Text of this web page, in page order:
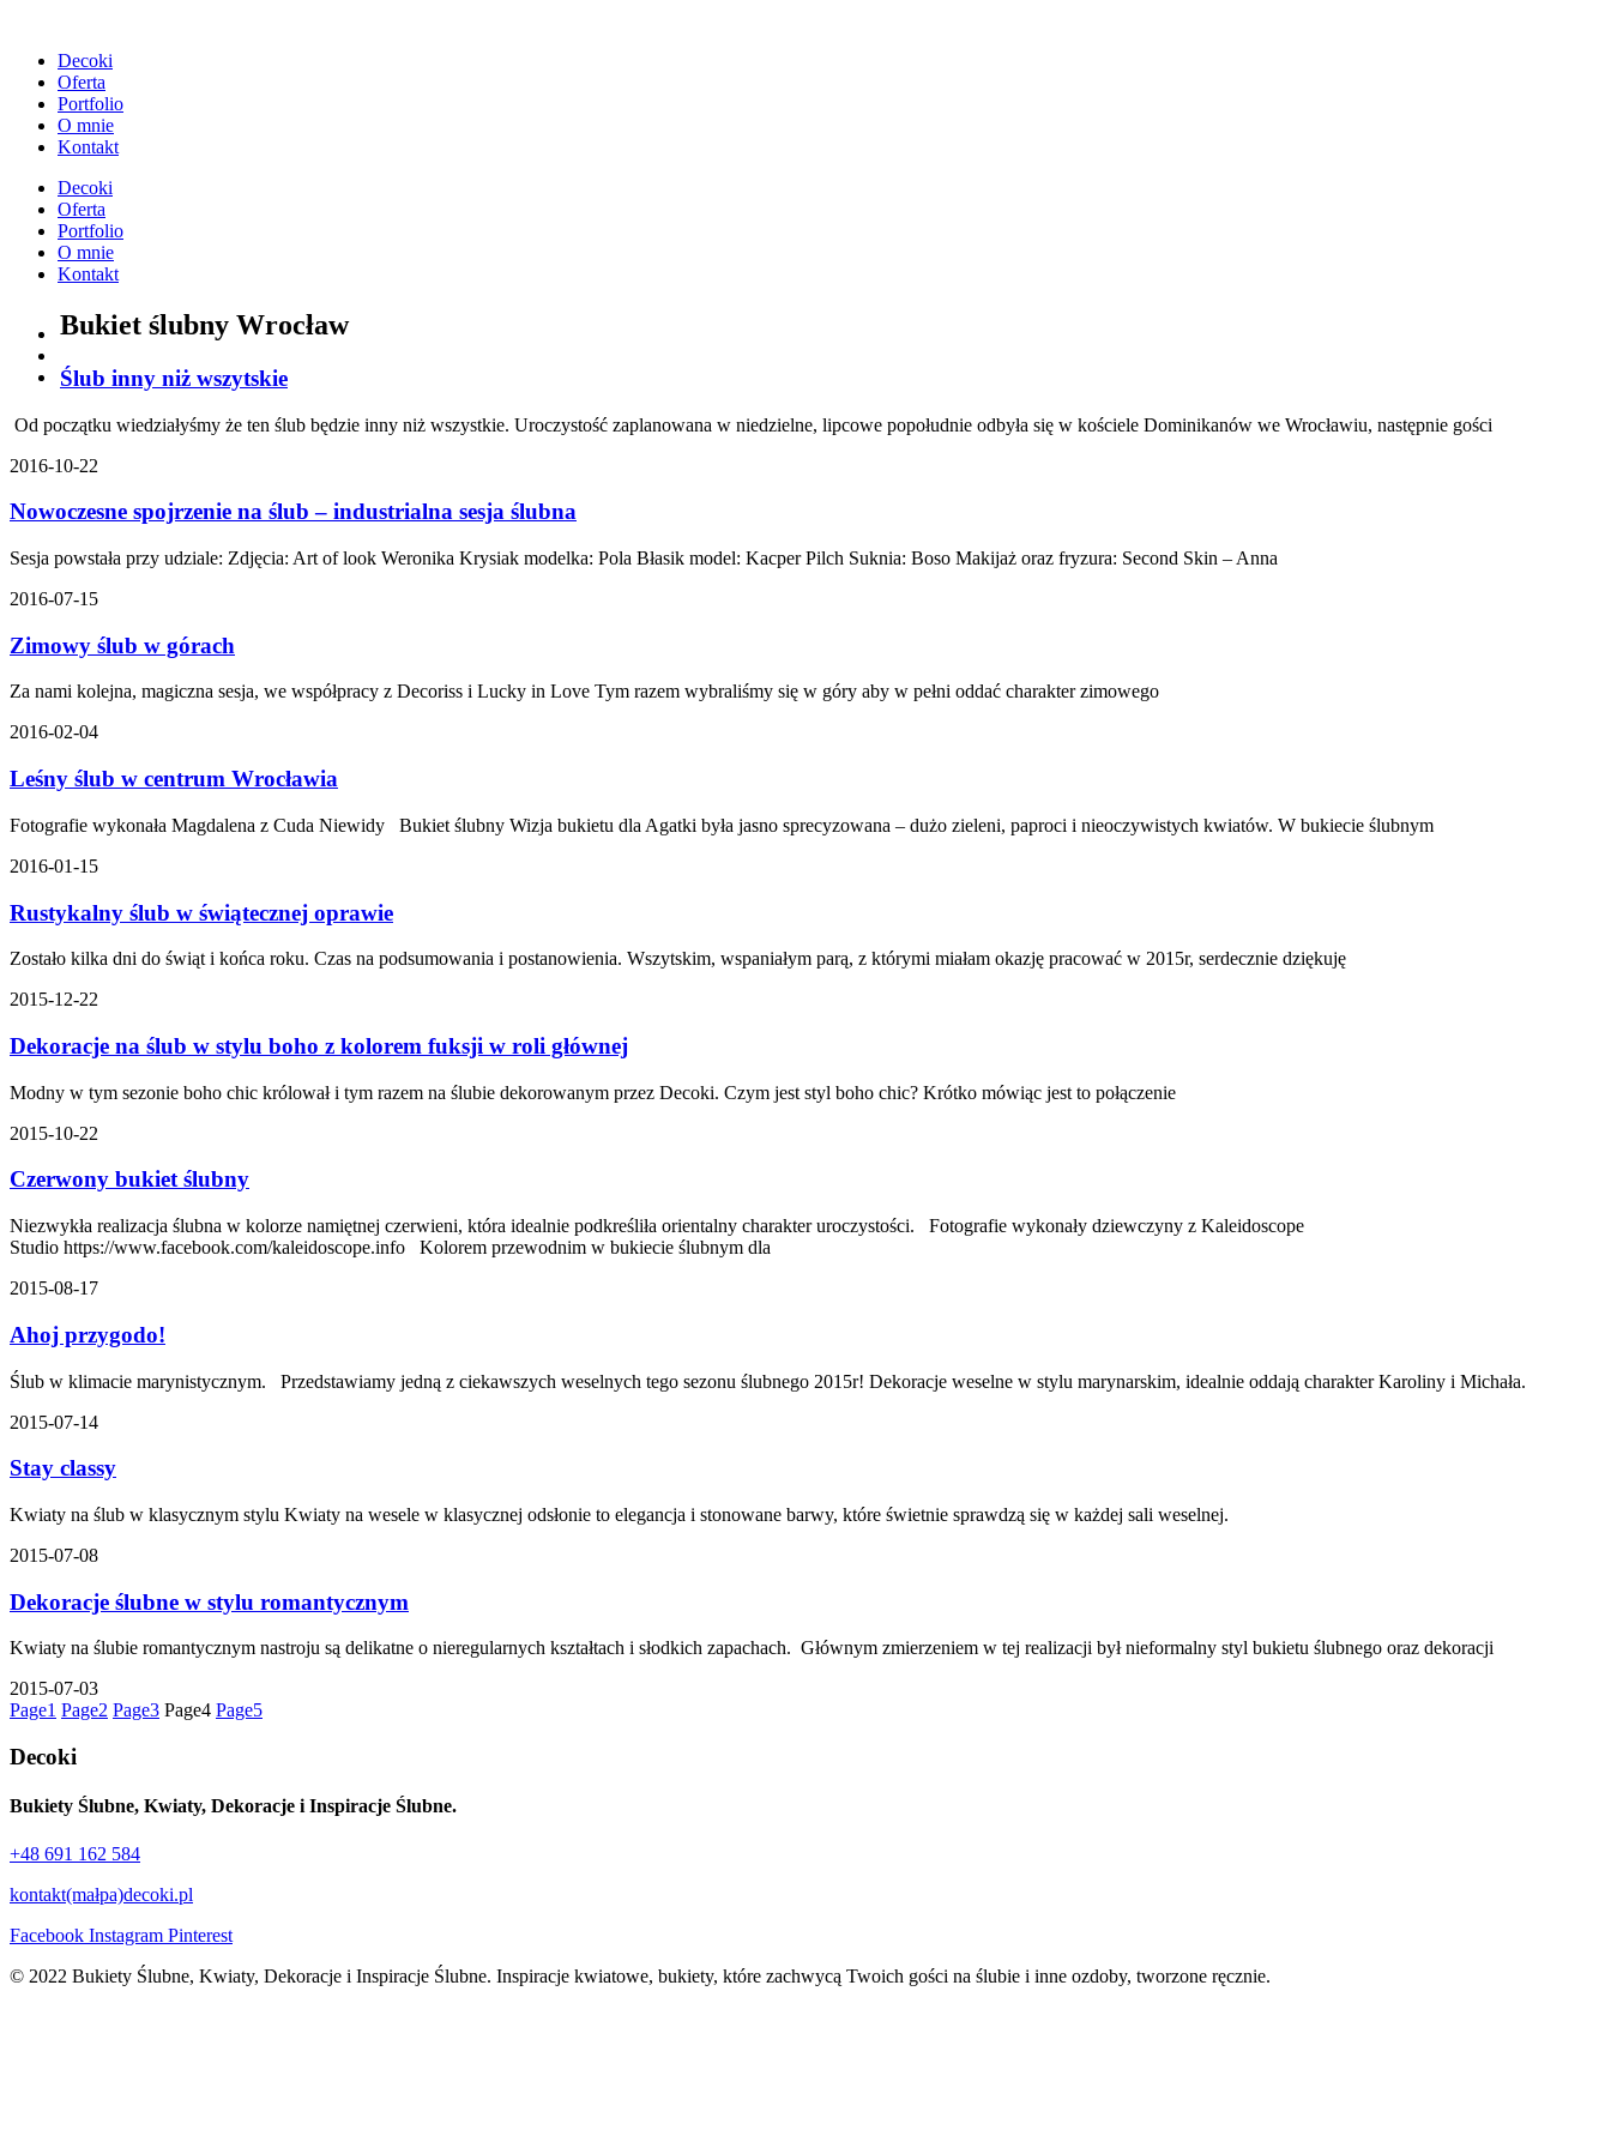
treści
Decoki
Oferta
Portfolio
O mnie
Kontakt
Decoki
Oferta
Portfolio
O mnie
Kontakt
Bukiet ślubny Wrocław
Ślub inny niż wszytskie
Od początku wiedziałyśmy że ten ślub będzie inny niż wszystkie. Uroczystość zaplanowana w niedzielne, lipcowe popołudnie odbyła się w kościele Dominikanów we Wrocławiu, następnie gości
2016-10-22
Nowoczesne spojrzenie na ślub – industrialna sesja ślubna
Sesja powstała przy udziale: Zdjęcia: Art of look Weronika Krysiak modelka: Pola Błasik model: Kacper Pilch Suknia: Boso Makijaż oraz fryzura: Second Skin – Anna
2016-07-15
Zimowy ślub w górach
Za nami kolejna, magiczna sesja, we współpracy z Decoriss i Lucky in Love Tym razem wybraliśmy się w góry aby w pełni oddać charakter zimowego
2016-02-04
Leśny ślub w centrum Wrocławia
Fotografie wykonała Magdalena z Cuda Niewidy Bukiet ślubny Wizja bukietu dla Agatki była jasno sprecyzowana – dużo zieleni, paproci i nieoczywistych kwiatów. W bukiecie ślubnym
2016-01-15
Rustykalny ślub w świątecznej oprawie
Zostało kilka dni do świąt i końca roku. Czas na podsumowania i postanowienia. Wszytskim, wspaniałym parą, z którymi miałam okazję pracować w 2015r, serdecznie dziękuję
2015-12-22
Dekoracje na ślub w stylu boho z kolorem fuksji w roli głównej
Modny w tym sezonie boho chic królował i tym razem na ślubie dekorowanym przez Decoki. Czym jest styl boho chic? Krótko mówiąc jest to połączenie
2015-10-22
Czerwony bukiet ślubny
Niezwykła realizacja ślubna w kolorze namiętnej czerwieni, która idealnie podkreśliła orientalny charakter uroczystości. Fotografie wykonały dziewczyny z Kaleidoscope
Studio https://www.facebook.com/kaleidoscope.info Kolorem przewodnim w bukiecie ślubnym dla
2015-08-17
Ahoj przygodo!
Ślub w klimacie marynistycznym. Przedstawiamy jedną z ciekawszych weselnych tego sezonu ślubnego 2015r! Dekoracje weselne w stylu marynarskim, idealnie oddają charakter Karoliny i Michała.
2015-07-14
Stay classy
Kwiaty na ślub w klasycznym stylu Kwiaty na wesele w klasycznej odsłonie to elegancja i stonowane barwy, które świetnie sprawdzą się w każdej sali weselnej.
2015-07-08
Dekoracje ślubne w stylu romantycznym
Kwiaty na ślubie romantycznym nastroju są delikatne o nieregularnych kształtach i słodkich zapachach. Głównym zmierzeniem w tej realizacji był nieformalny styl bukietu ślubnego oraz dekoracji
2015-07-03
Page1 Page2 Page3 Page4 Page5
Decoki
Bukiety Ślubne, Kwiaty, Dekoracje i Inspiracje Ślubne.
+48 691 162 584
kontakt(małpa)decoki.pl
Facebook Instagram Pinterest
© 2022 Bukiety Ślubne, Kwiaty, Dekoracje i Inspiracje Ślubne. Inspiracje kwiatowe, bukiety, które zachwycą Twoich gości na ślubie i inne ozdoby, tworzone ręcznie.